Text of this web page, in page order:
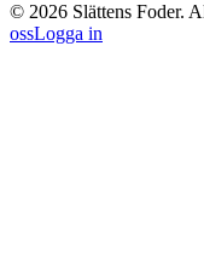
© 2026 Slättens Foder.
ossLogga in